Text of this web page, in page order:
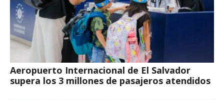
Aeropuerto Internacional de El Salvador
supera los 3 millones de pasajeros atendidos